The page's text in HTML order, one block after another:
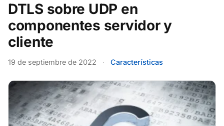
DTLS sobre UDP en
componentes servidor y
cliente
19 de septiembre de 2022 · Características